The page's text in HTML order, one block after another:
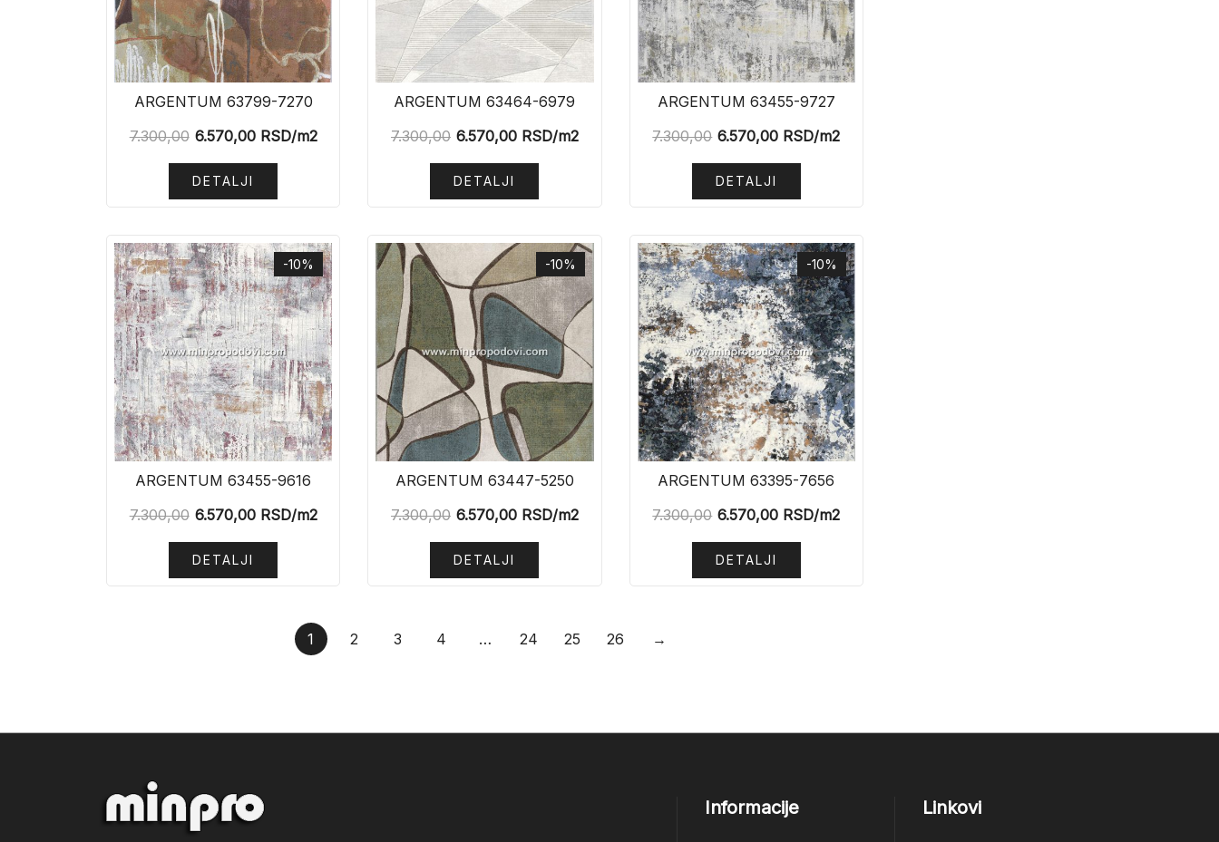
ARGENTUM 63799-7270
7.300,00 6.570,00RSD/m2
DETALJI
ARGENTUM 63464-6979
7.300,00 6.570,00RSD/m2
DETALJI
ARGENTUM 63455-9727
7.300,00 6.570,00 RSD/m2
DETALJI
-10%
ARGENTUM 63455-9616
7.300,00 6.570,00RSD/m2
DETALJI
-10%
ARGENTUM 63447-5250
7.300,00 6.570,00RSD/m2
DETALJI
-10%
ARGENTUM 63395-7656
7.300,00 6.570,00 RSD/m2
DETALJI
1 2 3 4 … 24 25 26 →
Informacije Linkovi